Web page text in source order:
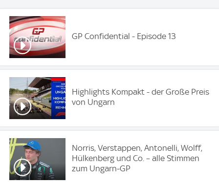
GP Confidential - Episode 13
Highlights Kompakt - der Große Preis
von Ungarn
Norris, Verstappen, Antonelli, Wolff,
Hülkenberg und Co. – alle Stimmen
zum Ungarn-GP